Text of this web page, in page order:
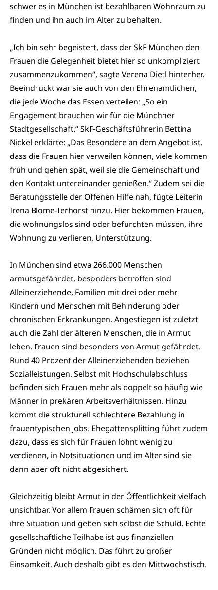
schwer es in München ist bezahlbaren Wohnraum zu
finden und ihn auch im Alter zu behalten.
„Ich bin sehr begeistert, dass der SkF München den
Frauen die Gelegenheit bietet hier so unkompliziert
zusammenzukommen“, sagte Verena Dietl hinterher.
Beeindruckt war sie auch von den Ehrenamtlichen,
die jede Woche das Essen verteilen: „So ein
Engagement brauchen wir für die Münchner
Stadtgesellschaft.“ SkF-Geschäftsführerin Bettina
Nickel erklärte: „Das Besondere an dem Angebot ist,
dass die Frauen hier verweilen können, viele kommen
früh und gehen spät, weil sie die Gemeinschaft und
den Kontakt untereinander genießen.“ Zudem sei die
Beratungsstelle der Offenen Hilfe nah, fügte Leiterin
Irena Blome-Terhorst hinzu. Hier bekommen Frauen,
die wohnungslos sind oder befürchten müssen, ihre
Wohnung zu verlieren, Unterstützung.
In München sind etwa 266.000 Menschen
armutsgefährdet, besonders betroffen sind
Alleinerziehende, Familien mit drei oder mehr
Kindern und Menschen mit Behinderung oder
chronischen Erkrankungen. Angestiegen ist zuletzt
auch die Zahl der älteren Menschen, die in Armut
leben. Frauen sind besonders von Armut gefährdet.
Rund 40 Prozent der Alleinerziehenden beziehen
Sozialleistungen. Selbst mit Hochschulabschluss
befinden sich Frauen mehr als doppelt so häufig wie
Männer in prekären Arbeitsverhältnissen. Hinzu
kommt die strukturell schlechtere Bezahlung in
frauentypischen Jobs. Ehegattensplitting führt zudem
dazu, dass es sich für Frauen lohnt wenig zu
verdienen, in Notsituationen und im Alter sind sie
dann aber oft nicht abgesichert.
Gleichzeitig bleibt Armut in der Öffentlichkeit vielfach
unsichtbar. Vor allem Frauen schämen sich oft für
ihre Situation und geben sich selbst die Schuld. Echte
gesellschaftliche Teilhabe ist aus finanziellen
Gründen nicht möglich. Das führt zu großer
Einsamkeit. Auch deshalb gibt es den Mittwochstisch.